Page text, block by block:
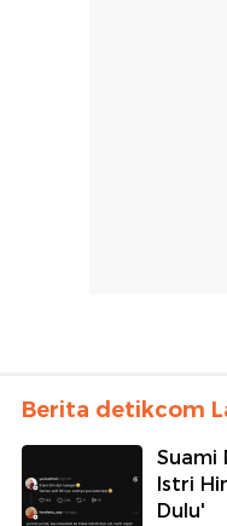
Berita detikcom
Suami
Istri
Dulu'